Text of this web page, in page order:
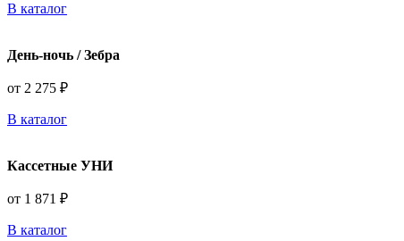
В каталог
День-ночь / Зебра
от 2 275 ₽
В каталог
Кассетные УНИ
от 1 871 ₽
В каталог